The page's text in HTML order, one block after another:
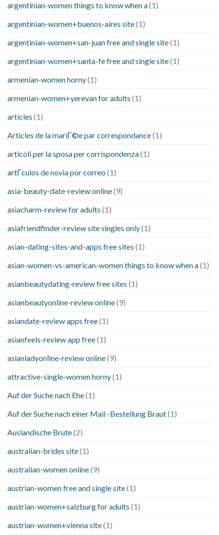
argentinian-women things to know when a(1)
argentinian-women+buenos-aires site(1)
argentinian-women+san-juan free and single site(1)
argentinian-women+santa-fe free and single site(1)
armenian-women horny(1)
armenian-women+yerevan for adults (1)
articles (1)
Articles de la mariГ©e par correspondance(1)
articoli per la sposa per corrispondenza(1)
artГ­culos de novia por correo (1)
asia-beauty-date-review online(9)
asiacharm-review for adults (1)
asiafriendfinder-review site singles only(1)
asian-dating-sites-and-apps free sites (1)
asian-women-vs-american-women things to know when a(1)
asianbeautydating-review free sites (1)
asianbeautyonline-review online(9)
asiandate-review apps free(1)
asianfeels-review app free(1)
asianladyonline-review online(9)
attractive-single-women horny(1)
Auf der Suche nach Ehe(1)
Auf der Suche nach einer Mail -Bestellung Braut(1)
Auslandische Brute(2)
australian-brides site(1)
australian-women online(9)
austrian-women free and single site(1)
austrian-women+salzburg for adults (1)
austrian-women+vienna site(1)